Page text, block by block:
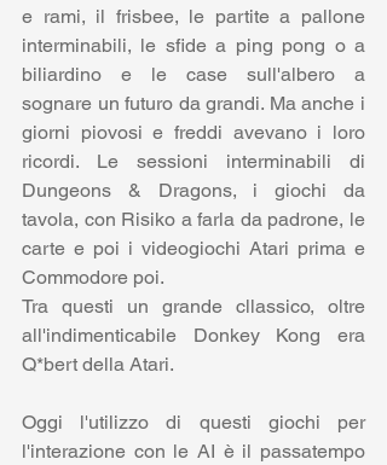
e rami, il frisbee, le partite a pallone
interminabili, le sfide a ping pong o a
biliardino e le case sull'albero a
sognare un futuro da grandi. Ma anche i
giorni piovosi e freddi avevano i loro
ricordi. Le sessioni interminabili di
Dungeons & Dragons, i giochi da
tavola, con Risiko a farla da padrone, le
carte e poi i videogiochi Atari prima e
Commodore poi.
Tra questi un grande cllassico, oltre
all'indimenticabile Donkey Kong era
Q*bert della Atari.
Oggi l'utilizzo di questi giochi per
l'interazione con le AI è il passatempo